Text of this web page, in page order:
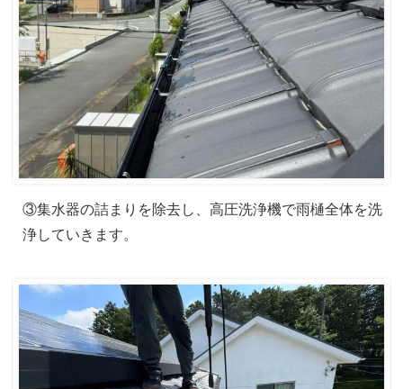
③集水器の詰まりを除去し、高圧洗浄機で雨樋全体を洗
浄していきます。